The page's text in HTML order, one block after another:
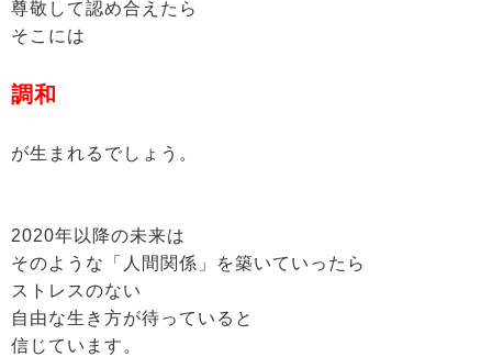
尊敬して認め合えたら
そこには
調和
が生まれるでしょう。
2020年以降の未来は
そのような「人間関係」を築いていったら
ストレスのない
自由な生き方が待っていると
信じています。